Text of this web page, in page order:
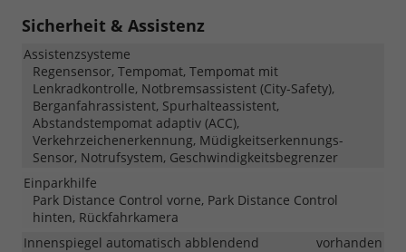
Sicherheit & Assistenz
Assistenzsysteme
Regensensor, Tempomat, Tempomat mit
Lenkradkontrolle, Notbremsassistent (City-Safety),
Berganfahrassistent, Spurhalteassistent,
Abstandstempomat adaptiv (ACC),
Verkehrzeichenerkennung, Müdigkeitserkennungs-
Sensor, Notrufsystem, Geschwindigkeitsbegrenzer
Einparkhilfe
Park Distance Control vorne, Park Distance Control
hinten, Rückfahrkamera
Innenspiegel automatisch abblendend
vorhanden